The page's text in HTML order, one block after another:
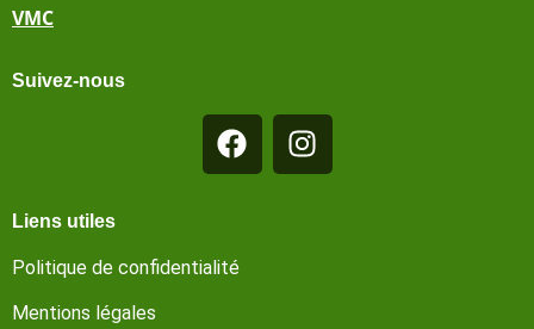
VMC
Suivez-nous
Liens utiles
Politique de confidentialité
Mentions légales